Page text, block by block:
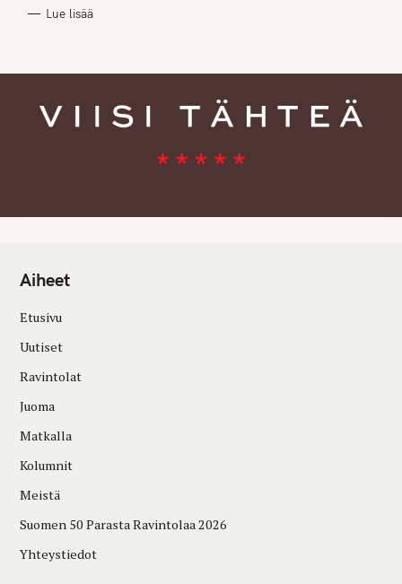
I
Lue lisää
Aiheet
Etusivu
Uutiset
Ravintolat
Juoma
Matkalla
Kolumnit
Meistä
Suomen 50 Parasta Ravintolaa 2026
Yhteystiedot